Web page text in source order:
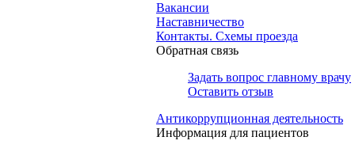
Вакансии
Наставничество
Контакты. Схемы проезда
Обратная связь
Задать вопрос главному врачу
Оставить отзыв
Антикоррупционная деятельность
Информация для пациентов